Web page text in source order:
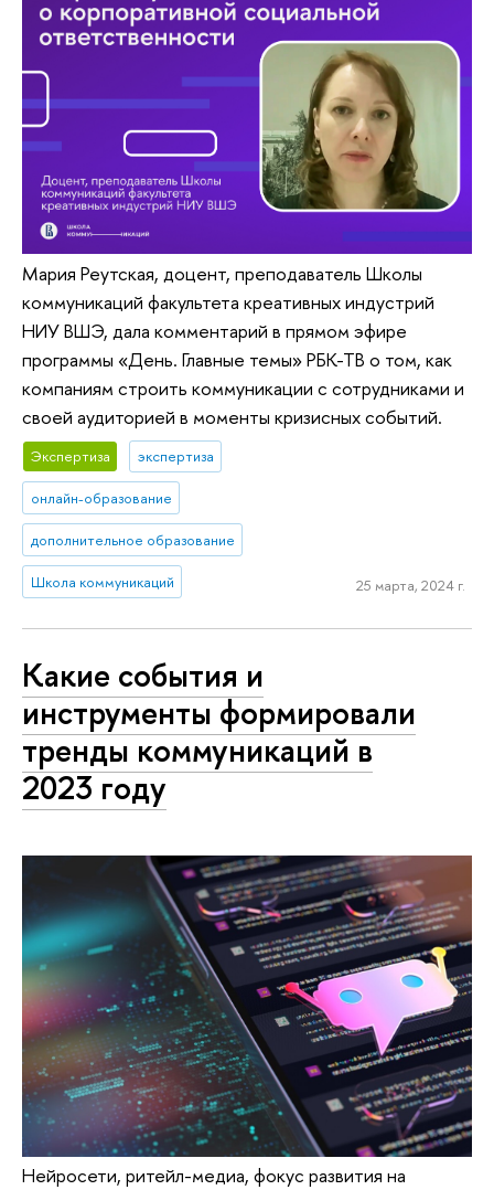
Мария Реутская, доцент, преподаватель Школы
коммуникаций факультета креативных индустрий
НИУ ВШЭ, дала комментарий в прямом эфире
программы «‎День. Главные темы» РБК-ТВ о том, как
компаниям строить коммуникации с сотрудниками и
своей аудиторией в моменты кризисных событий.
Экспертиза экспертиза
онлайн-образование
дополнительное образование
Школа коммуникаций 25 марта, 2024 г.
Какие события и
инструменты формировали
тренды коммуникаций в
2023 году
Нейросети, ритейл-медиа, фокус развития на